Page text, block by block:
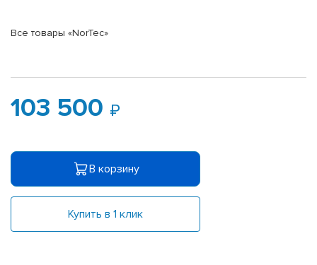
Все товары «NorTec»
103 500
В корзину
Купить в 1 клик